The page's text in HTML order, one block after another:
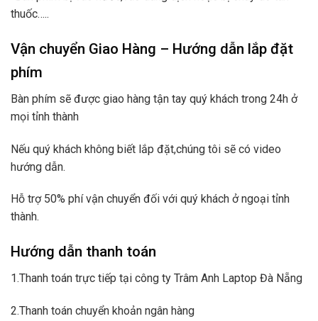
thuốc…..
Vận chuyển Giao Hàng – Hướng dẫn lắp đặt
phím
Bàn phím sẽ được giao hàng tận tay quý khách trong 24h ở
mọi tỉnh thành
Nếu quý khách không biết lắp đặt,chúng tôi sẽ có video
hướng dẫn.
Hỗ trợ 50% phí vận chuyển đối với quý khách ở ngoại tỉnh
thành.
Hướng dẫn thanh toán
1.Thanh toán trực tiếp tại công ty Trâm Anh Laptop Đà Nẵng
2.Thanh toán chuyển khoản ngân hàng